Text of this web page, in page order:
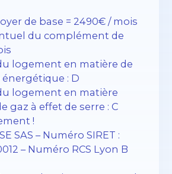
de base = 2490€ / mois
du complément de
logement en matière de
: D
logement en matière
gaz à effet de serre : C
!
SAS – ​​Numéro SIRET :
– Numéro RCS Lyon B